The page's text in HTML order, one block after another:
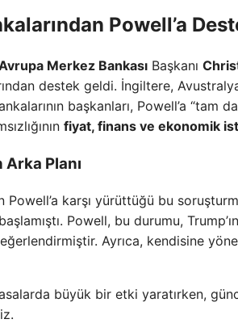
Powell’a
Merkez Bankası Başkanı
destek geldi. İngiltere,
başkanları, Powell’a “tam
fiyat, finans ve ekonomik
Planı
karşı yürüttüğü bu
Powell, bu durumu,
Ayrıca, kendisine
büyük bir etki yaratırken,